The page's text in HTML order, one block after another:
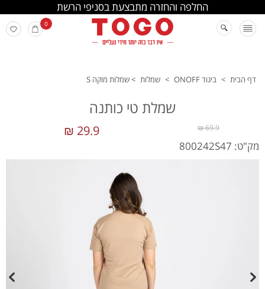
החלפה והחזרה מתבצעת בסניפי הרשת
0
דף הבית > ביגוד ONOFF > שמלות >שמלות מוקה S
שמלת טי כותנה
29.9 ₪ 69.9 ₪
מק"ט: 800242S47